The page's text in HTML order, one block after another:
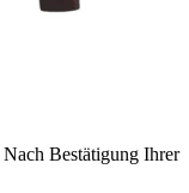
Nach Bestätigung Ihrer